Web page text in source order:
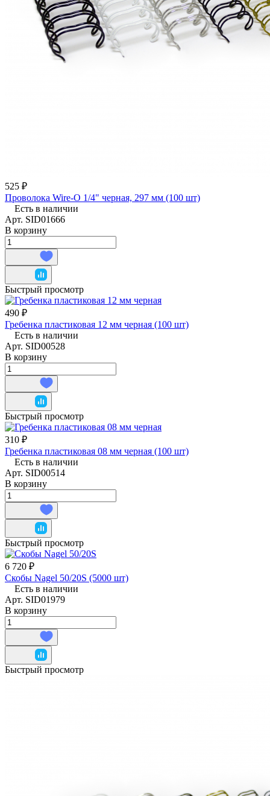
525 ₽
Проволока Wire-O 1/4" черная, 297 мм (100 шт)
Есть в наличии
Арт. SID01666
В корзину
Быстрый просмотр
490 ₽
Гребенка пластиковая 12 мм черная (100 шт)
Есть в наличии
Арт. SID00528
В корзину
Быстрый просмотр
310 ₽
Гребенка пластиковая 08 мм черная (100 шт)
Есть в наличии
Арт. SID00514
В корзину
Быстрый просмотр
6 720 ₽
Скобы Nagel 50/20S (5000 шт)
Есть в наличии
Арт. SID01979
В корзину
Быстрый просмотр